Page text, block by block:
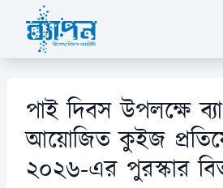
পাই দিবস উপলক্ষে
আয়োজিত কুইজ
২০২৬-এর পুরস্কার